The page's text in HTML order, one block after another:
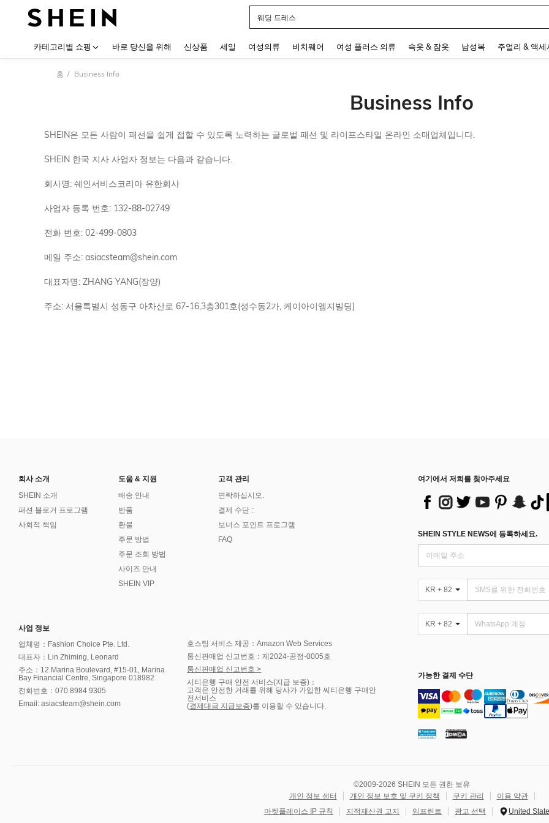
웨딩 드레스
카테고리별 쇼핑 바로 당신을 위해 신상품 세일 여성의류 비치웨어 여성 플러스 의류 속옷 & 잠옷 남성복 주얼리 & 액세
홈 Business Info
Business Info
SHEIN은 모든 사람이 패션을 쉽게 접할 수 있도록 노력하는 글로벌 패션 및 라이프스타일 온라인 소매업체입니다.
SHEIN 한국 지사 사업자 정보는 다음과 같습니다.
회사명: 쉐인서비스코리아 유한회사
사업자 등록 번호: 132-88-02749
전화 번호: 02-499-0803
메일 주소: asiacsteam@shein.com
대표자명: ZHANG YANG(장양)
주소: 서울특별시 성동구 아차산로 67-16,3층301호(성수동2가, 케이아이엠지빌딩)
회사 소개
SHEIN 소개
패션 블로거 프로그램
사회적 책임
도움 & 지원
배송 안내
반품
환불
주문 방법
주문 조회 방법
사이즈 안내
SHEIN VIP
고객 관리
연락하십시오.
결제 수단 :
보너스 포인트 프로그램
FAQ
사업 정보
업체명：Fashion Choice Pte. Ltd.
대표자：Lin Zhiming, Leonard
주소：12 Marina Boulevard, #15-01, Marina
Bay Financial Centre, Singapore 018982
전화번호：070 8984 9305
Email: asiacsteam@shein.com
호스팅 서비스 제공：Amazon Web Services
통신판매업 신고번호：제2024-공정-0005호
통신판매업 신고번호 >
시티은행 구매 안전 서비스(지급 보증)：
고객은 안전한 거래를 위해 당사가 가입한 씨티은행 구매안
전서비스
(결제대금 지급보증)를 이용할 수 있습니다.
여기에서 저희를 찾아주세요
SHEIN STYLE NEWS에 등록하세요.
KR + 82
KR + 82
가능한 결제 수단
©2009-2026 SHEIN 모든 권한 보유
개인 정보 센터
개인 정보 보호 및 쿠키 정책 쿠키 관리
이용 약관
마켓플레이스 IP 규칙
지적재산권 고지 임프린트 광고 선택 United